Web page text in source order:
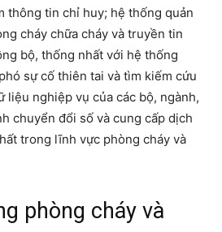
thông tin chỉ huy; hệ thống quản
cháy chữa cháy và truyền tin
bộ, thống nhất với hệ thống
sự cố thiên tai và tìm kiếm cứu
liệu nghiệp vụ của các bộ, ngành,
chuyển đổi số và cung cấp dịch
trong lĩnh vực phòng cháy và
phòng cháy và